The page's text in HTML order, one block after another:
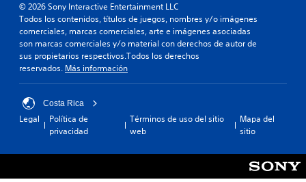
© 2026 Sony Interactive Entertainment LLC
Todos los contenidos, títulos de juegos, nombres y/o imágenes
comerciales, marcas comerciales, arte e imágenes asociadas
son marcas comerciales y/o material con derechos de autor de
sus propietarios respectivos.Todos los derechos
reservados. Más información
Costa Rica
Legal
Política de
privacidad
Términos de uso del sitio
web
Mapa del
sitio